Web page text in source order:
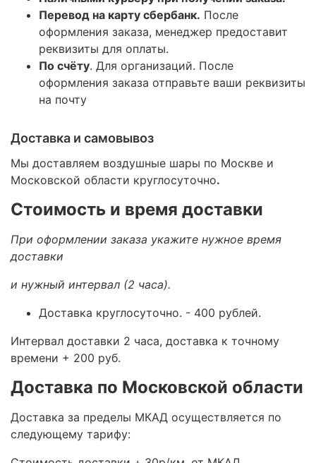
Перевод на карту сбербанк. После
оформления заказа, менеджер предоставит
реквизиты для оплаты.
По счёту. Для организаций. После
оформления заказа отправьте ваши реквизиты
на почту
Доставка и самовывоз
Мы доставляем воздушные шары по Москве и
Московской области круглосуточно.
Стоимость и время доставки
При оформлении заказа укажите нужное время
доставки
и нужный интервал (2 часа).
Доставка круглосуточно. - 400 рублей.
Интервал доставки 2 часа, доставка к точному
времени + 200 руб.
Доставка по Московской области
Доставка за пределы МКАД осуществляется по
следующему тарифу: